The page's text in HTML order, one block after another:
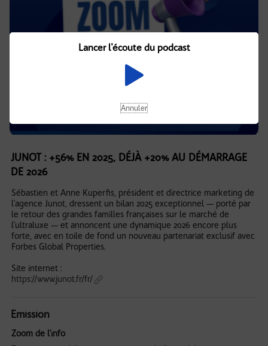
JUNOT : +56% EN 2025, DÉJÀ +20% AU DÉMARRAGE
DE 2026
Sébastien et Anne Kuperfis, président et directrice marketing de
l'agence Junot, dressent un bilan 2025 exceptionnel — porté par
le retour des grandes familles françaises sur le marché de
l'ultraluxe — et annoncent une dynamique 2026 encore plus
forte, avec en toile de fond un nouveau partenariat exclusif avec
Forbes Global Properties.
Site internet :
https://www.junot.fr/fr/
Emission
Zoom de l'info
Lancer l'écoute du podcast
Annuler